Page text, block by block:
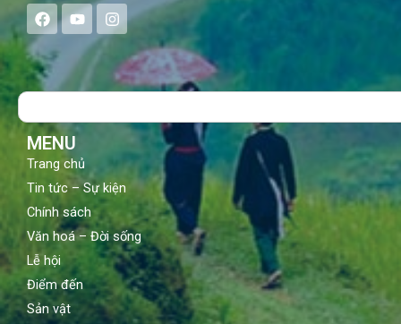
F
a
e
b
o
Y
o
t
u
b
I
n
s
a
g
Search
MENU
Trang chủ
Tin tức – Sự kiện
Chính sách
Văn hoá – Đời sống
Lễ hội
Điểm đến
Sản vật